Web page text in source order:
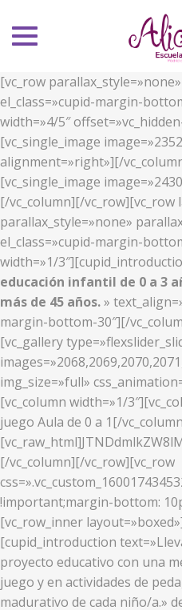
Toggle
[vc_row
el_class=»cupid-margin-
width=»4/5″
[vc_single_image
alignment=»right»][/
[vc_single_image
[/vc_column][/vc_row][vc_row
parallax_style=»none»
el_class=»cupid-margin-
width=»1/
educación infantil de 0 a 3
más de 45 años.»
margin-bottom-30″][/
[vc_gallery
img_size=»full»
[vc_column width=»1/
juego Aula de 0 a 1[/
[/vc_column][/vc_row][vc_row
!important;margin-bottom:
[vc_row_inner
[cupid_introduction
proyecto educativo con una
juego y en actividades de
madurativo de cada niño/a.»